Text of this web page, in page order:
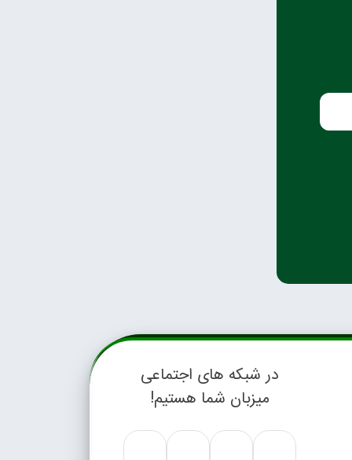
در شبکه های اجتماعی
میزبان شما هستیم!